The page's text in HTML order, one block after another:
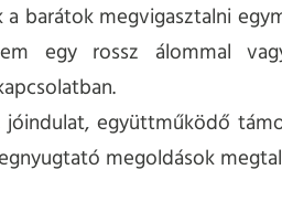
barátok megvigasztalni
egy rossz álommal
együttműködő
megoldások